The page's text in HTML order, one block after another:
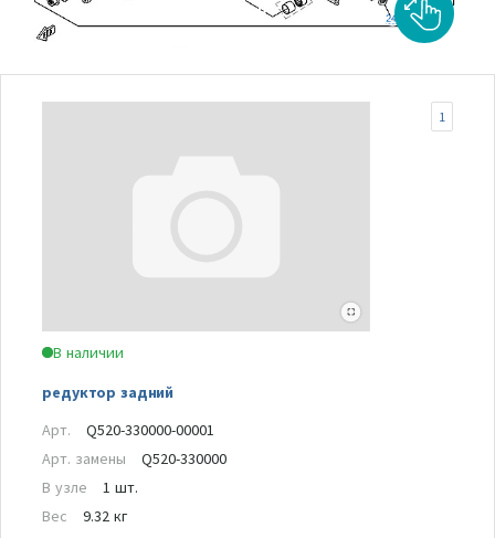
В наличии
редуктор задний
1
Арт.
Q520-330000-00001
Арт. замены
Q520-330000
В узле
1 шт.
Вес
9.32 кг